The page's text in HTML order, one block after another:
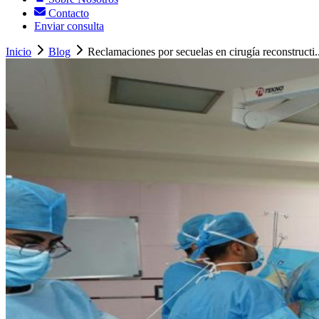
Contacto
Enviar consulta
Inicio Blog Reclamaciones por secuelas en cirugía